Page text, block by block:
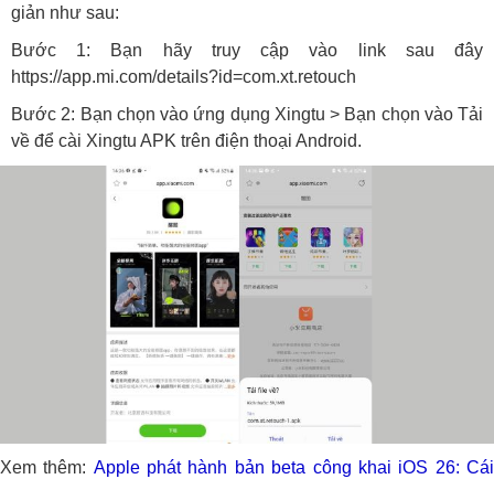
giản như sau:
Bước 1: Bạn hãy truy cập vào link sau đây
https://app.mi.com/details?id=com.xt.retouch
Bước 2: Bạn chọn vào ứng dụng Xingtu > Bạn chọn vào Tải
về để cài Xingtu APK trên điện thoại Android.
Xem thêm: Apple phát hành bản beta công khai iOS 26: Cái